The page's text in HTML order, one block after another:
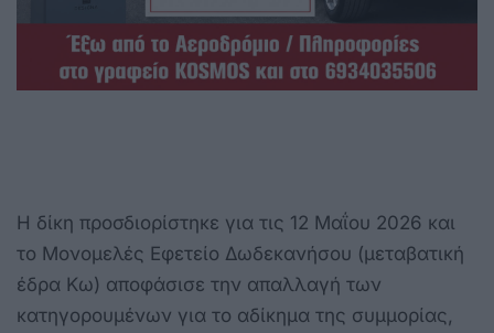
Η δίκη προσδιορίστηκε για τις 12 Μαΐου 2026 και
το Μονομελές Εφετείο Δωδεκανήσου (μεταβατική
έδρα Κω) αποφάσισε την απαλλαγή των
κατηγορουμένων για το αδίκημα της συμμορίας,